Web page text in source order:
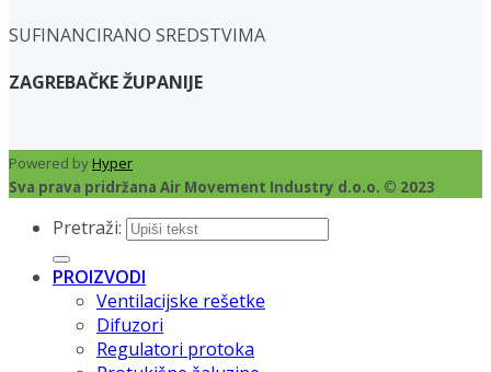
SUFINANCIRANO SREDSTVIMA
ZAGREBAČKE ŽUPANIJE
Powered byHyper
Sva prava pridržana Air Movement Industry d.o.o. © 2023
Pretraži:
PROIZVODI
Ventilacijske rešetke
Difuzori
Regulatori protoka